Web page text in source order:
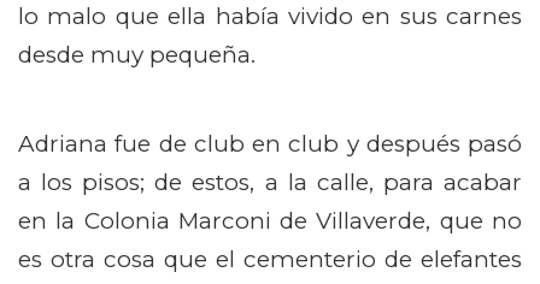
lo malo que ella había vivido en sus carnes
desde muy pequeña.
Adriana fue de club en club y después pasó
a los pisos; de estos, a la calle, para acabar
en la Colonia Marconi de Villaverde, que no
es otra cosa que el cementerio de elefantes